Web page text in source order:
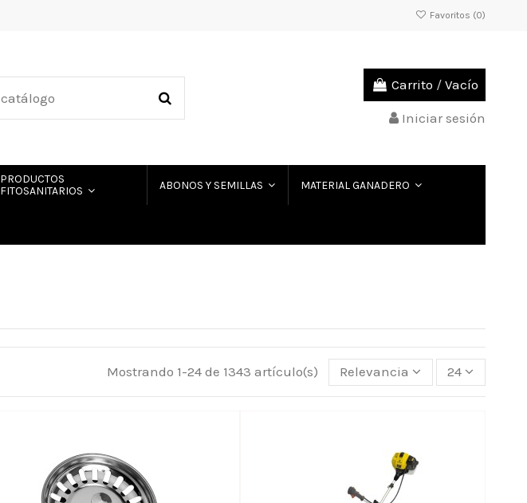
Favoritos (0)
Carrito / Vacío
Iniciar sesión
PRODUCTOS
FITOSANITARIOS
ABONOS Y SEMILLAS MATERIAL GANADERO
Mostrando 1-24 de 1343 artículo(s) Relevancia 24